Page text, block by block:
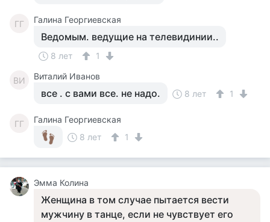
ГГ Галина Георгиевская
Ведомым. ведущие на телевидинии..
8 лет 1
ВИ Виталий Иванов
все . с вами все. не надо. 8 лет 1
ГГ
Галина Георгиевская
8 лет
1
Эмма Колина
Женщина в том случае пытается вести
мужчину в танце, если не чувствует его